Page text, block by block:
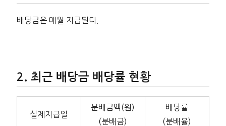
배당금은 매월 지급된다.
최근 배당금 배당률 현황
실제지급일
분배금액(원)
(분배금)
배당률
(분배율)